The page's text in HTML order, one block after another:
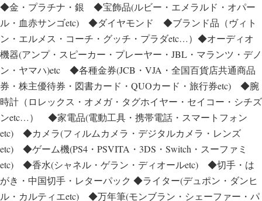
◆金・プラチナ・銀 ◆宝飾品(ルビー・エメラルド・オパー
ル・血赤サンゴetc) ◆ダイヤモンド ◆ブランド品（ヴィト
ン・エルメス・コーチ・グッチ・プラダetc…）◆オーディオ
機器(アンプ・スピーカー・プレーヤー・JBL・マランツ・デノ
ン・ヤマハ)etc ◆各種金券(JCB・VJA・全国百貨店共通商品
券・株主優待券・図書カード・QUOカード・旅行券etc) ◆腕
時計（ロレックス・オメガ・タグホイヤー・セイコー・シチズ
ンetc…） ◆家電品(電動工具・携帯電話・スマートフォン
etc) ◆カメラ(フィルムカメラ・デジタルカメラ・レンズ
etc) ◆ゲーム機(PS4・PSVITA・3DS・Switch・スーファミ
etc) ◆香水(シャネル・ゲラン・ディオールetc) ◆切手・は
がき・中国切手・レターパック ◆ライター(デュポン・ダンヒ
ル・カルティエetc) ◆万年筆(モンブラン・シェーファー・パ